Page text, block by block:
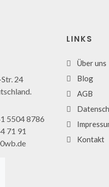
24
5504 8786
71 91
LINKS
Über uns
Blog
AGB
Kontakt